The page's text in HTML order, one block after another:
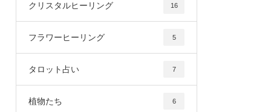
クリスタルヒーリング 16
フラワーヒーリング 5
タロット占い 7
植物たち 6